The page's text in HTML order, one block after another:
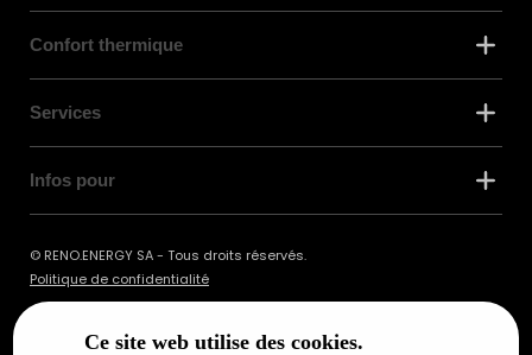
Ce site web utilise des cookies.
Confort thermique
Services
Infos pour
© RENO.ENERGY SA - Tous droits réservés.
Politique de confidentialité